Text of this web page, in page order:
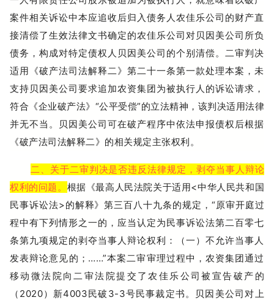
案件相关诉讼中本应追收后归入债务人农佳乐公司的财产直
接清偿了生效法律文书确定的农佳乐公司对贝因美公司所负
债务，构成对特定债权人贝因美公司的个别清偿。二审判决
适用《破产法司法解释二》第二十一条第一款处理本案，未
支持贝因美公司要求追加农资集团为被执行人的诉讼请求，
符合《企业破产法》“公平受偿”的立法精神，该判决适用法律
并无不当。贝因美公司可在破产程序中依法申报债权后根据
《破产法司法解释二》的相关规定主张权利。
二、关于二审判决是否违反法律规定，剥夺当事人辩论
权利的问题。 根据《最高人民法院关于适用<中华人民共和国
民事诉讼法>的解释》第三百八十九条的规定，“原审开庭过
程中有下列情形之一的，应当认定为民事诉讼法第二百零七
条第九项规定的剥夺当事人辩论权利：（一）不允许当事人
发表辩论意见的；……”本案二审审理过程中，农资集团通过
移动微法院向二审法院提交了农佳乐公司被宣告破产的
（2020）新4003民破3-3号民事裁定书。贝因美公司对上